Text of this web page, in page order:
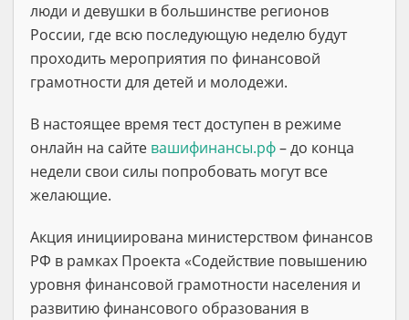
люди и девушки в большинстве регионов
России, где всю последующую неделю будут
проходить мероприятия по финансовой
грамотности для детей и молодежи.
В настоящее время тест доступен в режиме
онлайн на сайте вашифинансы.рф– до конца
недели свои силы попробовать могут все
желающие.
Акция инициирована министерством финансов
РФ в рамках Проекта «Содействие повышению
уровня финансовой грамотности населения и
развитию финансового образования в